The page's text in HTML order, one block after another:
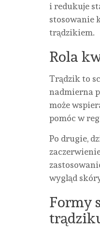
i redukuje
stosowanie
trądzikiem.
Rola
Trądzik to
nadmierna
może
pomóc w
Po drugie,
wygląd
Formy